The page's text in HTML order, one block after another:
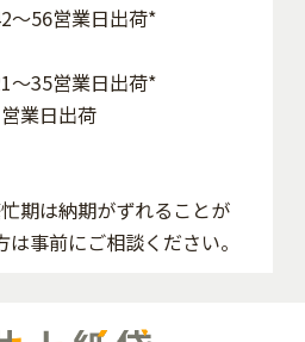
〜56営業日出荷*
～35営業日出荷*
業日出荷
期は納期がずれることが
事前にご相談ください。